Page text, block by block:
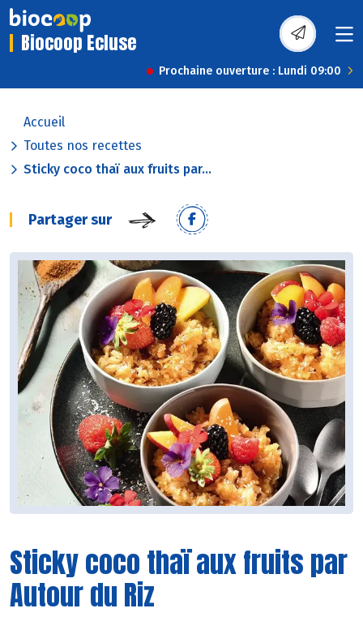
Biocoop Ecluse
Prochaine ouverture : Lundi 09:00
Accueil
Toutes nos recettes
Sticky coco thaï aux fruits par...
Partager sur
Sticky coco thaï aux fruits par
Autour du Riz